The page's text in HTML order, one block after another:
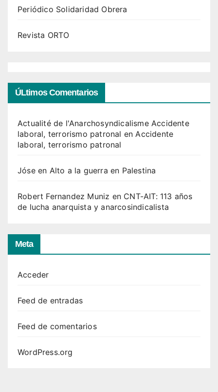
Periódico Solidaridad Obrera
Revista ORTO
ÚLtimos Comentarios
Actualité de l'Anarchosyndicalisme Accidente
laboral, terrorismo patronal en Accidente
laboral, terrorismo patronal
Jóseen Alto a la guerra en Palestina
Robert Fernandez Muniz en CNT-AIT: 113 años
de lucha anarquista y anarcosindicalista
Meta
Acceder
Feed de entradas
Feed de comentarios
WordPress.org